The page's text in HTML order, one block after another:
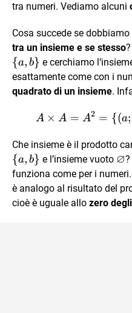
tra numeri. Vediamo alcuni
Cosa succede se
tra un insieme e se stesso
{a, b} e cerchiamo
esattamente come con i
quadrato di un insieme.
A × A = A2 = {(a;
Che insieme è il prodotto
{a, b} e l’insieme vuoto ∅
funziona come per i
è analogo al risultato del
cioè è uguale allo zero